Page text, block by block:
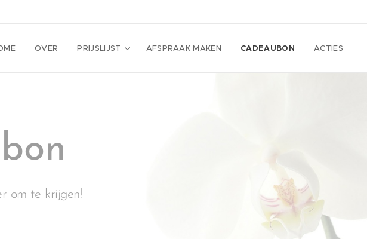
OVER PRIJSLIJST AFSPRAAK MAKEN CADEAUBON ACTIES
om te krijgen!